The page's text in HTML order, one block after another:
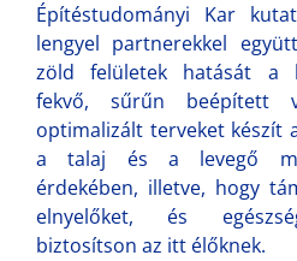
Építéstudományi Kar
lengyel partnerekkel
zöld felületek hatását a
fekvő, sűrűn beépített
optimalizált terveket készít
a talaj és a levegő
érdekében, illetve, hogy
elnyelőket, és
biztosítson az itt élőknek.